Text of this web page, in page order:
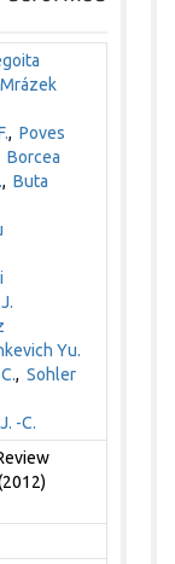
Mrázek
,Poves
Borcea
,Buta
Yu.
,Sohler
-C.